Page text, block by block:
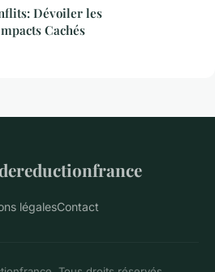
Dévoiler les
Cachés
légalesContact